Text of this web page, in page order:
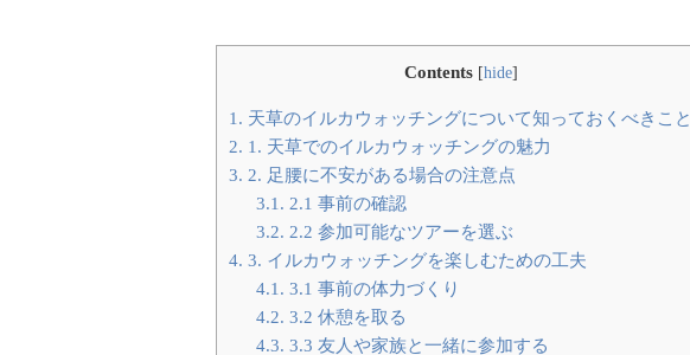
Contents [hide]
1. 天草のイルカウォッチングについて知っておくべきこと
2. 1. 天草でのイルカウォッチングの魅力
3. 2. 足腰に不安がある場合の注意点
3.1. 2.1 事前の確認
3.2. 2.2 参加可能なツアーを選ぶ
4. 3. イルカウォッチングを楽しむための工夫
4.1. 3.1 事前の体力づくり
4.2. 3.2 休憩を取る
4.3. 3.3 友人や家族と一緒に参加する